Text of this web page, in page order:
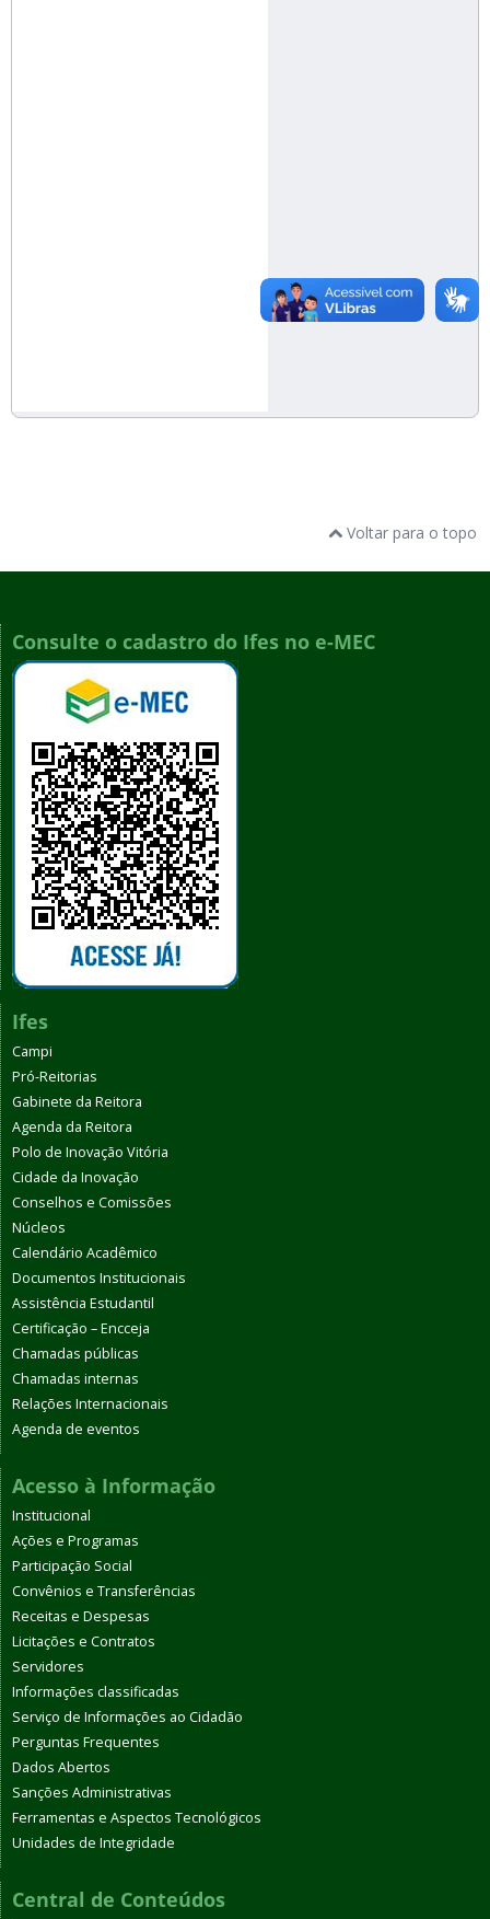
Voltar para o topo
Consulte o cadastro do Ifes no e-MEC
Ifes
Campi
Pró-Reitorias
Gabinete da Reitora
Agenda da Reitora
Polo de Inovação Vitória
Cidade da Inovação
Conselhos e Comissões
Núcleos
Calendário Acadêmico
Documentos Institucionais
Assistência Estudantil
Certificação – Encceja
Chamadas públicas
Chamadas internas
Relações Internacionais
Agenda de eventos
Acesso à Informação
Institucional
Ações e Programas
Participação Social
Convênios e Transferências
Receitas e Despesas
Licitações e Contratos
Servidores
Informações classificadas
Serviço de Informações ao Cidadão
Perguntas Frequentes
Dados Abertos
Sanções Administrativas
Ferramentas e Aspectos Tecnológicos
Unidades de Integridade
Central de Conteúdos